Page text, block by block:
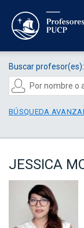
Buscar profesor(es):
BÚSQUEDA
JESSICA